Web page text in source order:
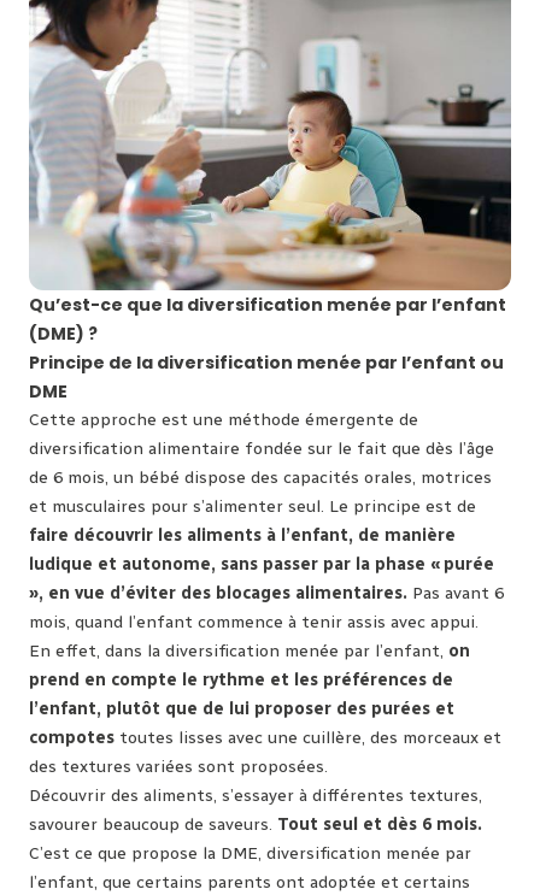
Qu’est-ce que la diversification menée par l’enfant
(DME) ?
Principe de la diversification menée par l’enfant ou
DME
Cette approche est une méthode émergente de
diversification alimentaire fondée sur le fait que dès l’âge
de 6 mois, un bébé dispose des capacités orales, motrices
et musculaires pour s’alimenter seul. Le principe est de
faire découvrir les aliments à l’enfant, de manière
ludique et autonome, sans passer par la phase « purée
», en vue d’éviter des blocages alimentaires. Pas avant 6
mois, quand l’enfant commence à tenir assis avec appui.
En effet, dans la diversification menée par l’enfant, on
prend en compte le rythme et les préférences de
l’enfant, plutôt que de lui proposer des purées et
compotes toutes lisses avec une cuillère, des morceaux et
des textures variées sont proposées.
Découvrir des aliments, s’essayer à différentes textures,
savourer beaucoup de saveurs. Tout seul et dès 6 mois.
C’est ce que propose la DME, diversification menée par
l’enfant, que certains parents ont adoptée et certains